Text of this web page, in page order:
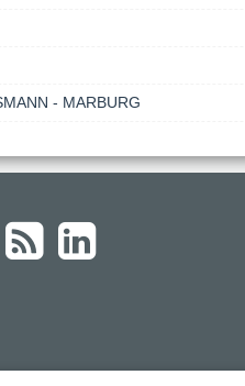
- MARBURG